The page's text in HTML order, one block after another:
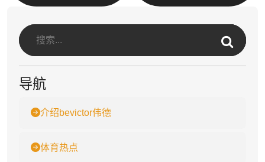
导航
介绍bevictor伟德
体育热点